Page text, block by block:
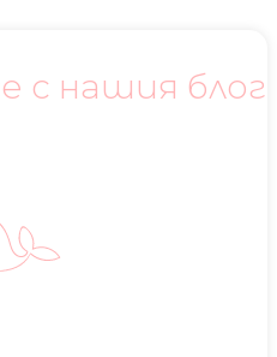
с нашия блог